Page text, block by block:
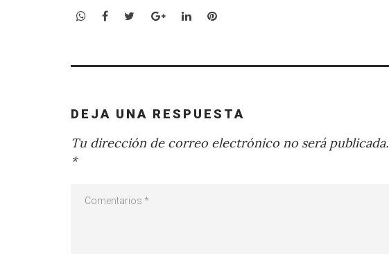
WhatsApp
Facebook
TwitterGoogle+LinkedInPinterest
DEJA UNA RESPUESTA
Tu dirección de correo electrónico no será publicada.
*